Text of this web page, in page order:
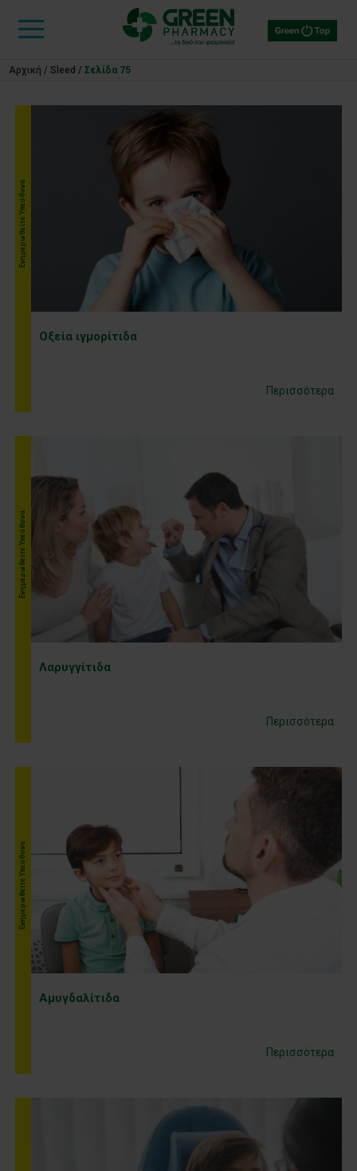
Αρχική /Sleed /Σελίδα 75
Ενημερωθείτε Υπεύθυνα
Οξεία ιγμορίτιδα
Περισσότερα
Ενημερωθείτε Υπεύθυνα
Λαρυγγίτιδα
Περισσότερα
Ενημερωθείτε Υπεύθυνα
Αμυγδαλίτιδα
Περισσότερα